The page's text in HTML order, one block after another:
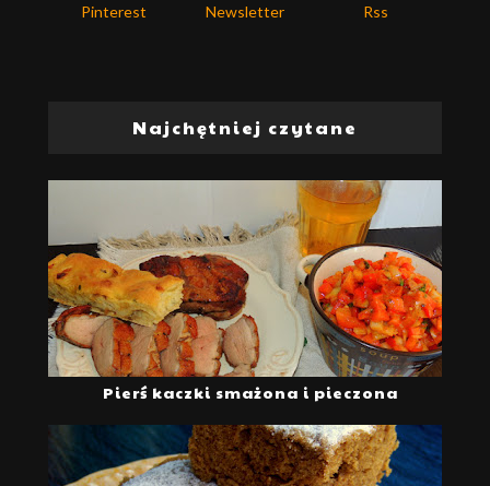
Pinterest Newsletter Rss
Najchętniej czytane
Pierś kaczki smażona i pieczona